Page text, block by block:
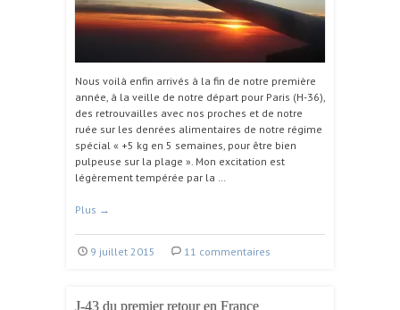
Nous voilà enfin arrivés à la fin de notre première
année, à la veille de notre départ pour Paris (H-36),
des retrouvailles avec nos proches et de notre
ruée sur les denrées alimentaires de notre régime
spécial « +5 kg en 5 semaines, pour être bien
pulpeuse sur la plage ». Mon excitation est
légèrement tempérée par la …
Plus →
9 juillet 2015 11 commentaires
J-43 du premier retour en France